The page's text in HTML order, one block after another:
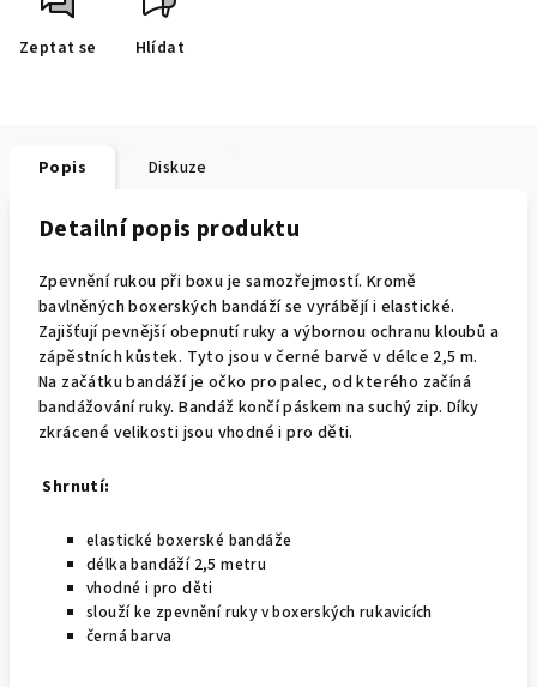
Zeptat se Hlídat
Popis Diskuze
Detailní popis produktu
Zpevnění rukou při boxu je samozřejmostí. Kromě
bavlněných boxerských bandáží se vyrábějí i elastické.
Zajišťují pevnější obepnutí ruky a výbornou ochranu kloubů a
zápěstních kůstek. Tyto jsou v černé barvě v délce 2,5 m.
Na začátku bandáží je očko pro palec, od kterého začíná
bandážování ruky. Bandáž končí páskem na suchý zip. Díky
zkrácené velikosti jsou vhodné i pro děti.
Shrnutí:
elastické boxerské bandáže
délka bandáží 2,5 metru
vhodné i pro děti
slouží ke zpevnění ruky v boxerských rukavicích
černá barva